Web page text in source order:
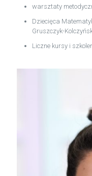
warsztaty
Dziecięca
Gruszczyk-
Liczne kursy i